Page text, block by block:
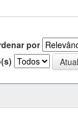
por